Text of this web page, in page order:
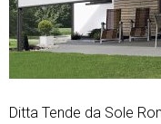
Ditta Tende da Sole